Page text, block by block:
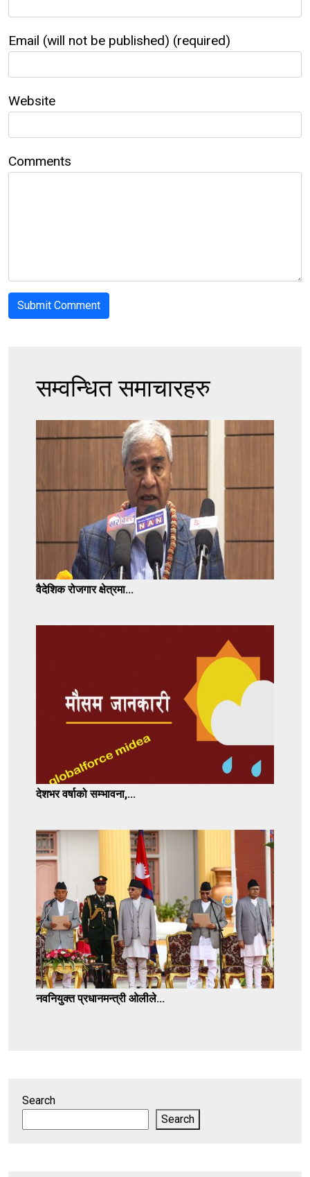
Email (will not be published) (required)
Website
Comments
सम्वन्धित समाचारहरु
वैदेशिक रोजगार क्षेत्रमा...
देशभर वर्षाको सम्भावना,...
नवनियुक्त प्रधानमन्त्री ओलीले...
Search
Search